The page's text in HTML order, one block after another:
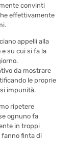
convinti
effettivamente
appelli alla
e su cui si fa la
da mostrare
le proprie
impunità.
ripetere
ognuno fa
in troppi
fanno finta di